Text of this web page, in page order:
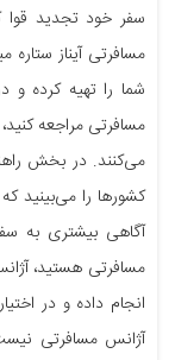
سفر خود تجدید قوا
مسافرتی آیناز ستاره
شما را تهیه کرده و
مسافرتی مراجعه
می‌کنند. در بخش
کشورها را می‌بینید
آگاهی بیشتری به
مسافرتی هستید،
انجام داده و در
آژانس مسافرتی